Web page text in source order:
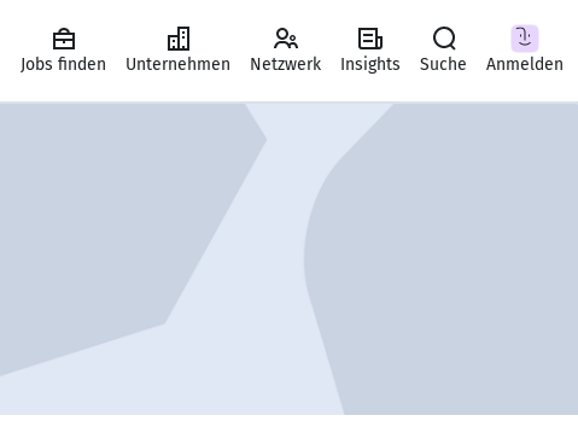
Jobs finden Unternehmen Netzwerk Insights Suche Anmelden